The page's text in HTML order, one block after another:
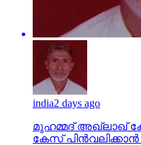
india2 days ago
മുഹമ്മദ് അഖ്‌ലാഖ്
കേസ് പിന്‍വലിക്കാന്‍